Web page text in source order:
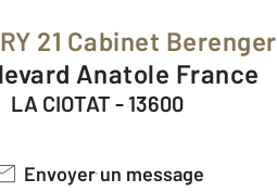
21 Cabinet Berenger
Anatole France
LA CIOTAT - 13600
Envoyer un message